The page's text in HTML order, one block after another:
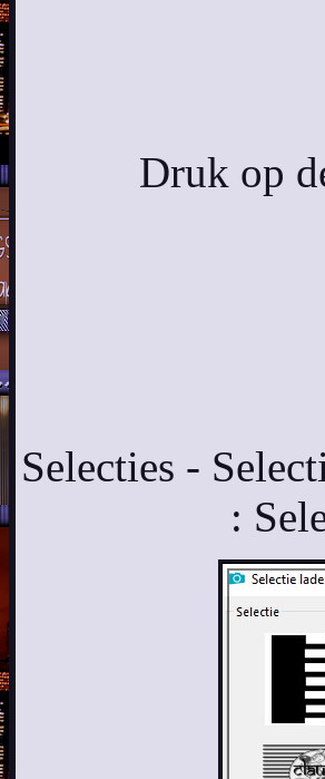
Druk op
Selecties -
: